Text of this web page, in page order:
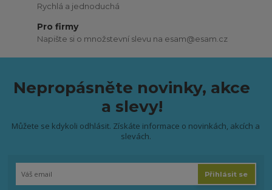
Rychlá a jednoduchá
Pro firmy
Napište si o množstevní slevu na esam@esam.cz
Nepropásněte novinky, akce
a slevy!
Můžete se kdykoli odhlásit. Získáte informace o novinkách, akcích a
slevách.
Přihlásit se